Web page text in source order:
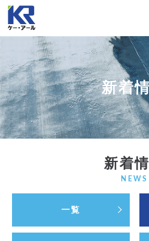
新着
新着
NEWS
一覧